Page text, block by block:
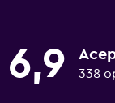
6,9 338